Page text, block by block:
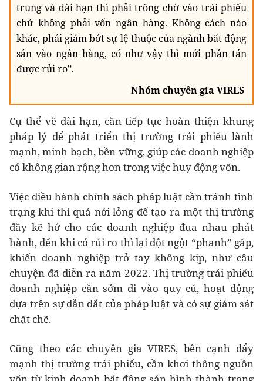
trung và dài hạn thì phải trông chờ vào trái phiếu
chứ không phải vốn ngân hàng. Không cách nào
khác, phải giảm bớt sự lệ thuộc của ngành bất động
sản vào ngân hàng, có như vậy thì mới phân tán
được rủi ro”.
Nhóm chuyên gia VIRES
Cụ thể về dài hạn, cần tiếp tục hoàn thiện khung
pháp lý để phát triển thị trường trái phiếu lành
mạnh, minh bạch, bền vững, giúp các doanh nghiệp
có không gian rộng hơn trong việc huy động vốn.
Việc điều hành chính sách pháp luật cần tránh tình
trạng khi thì quá nới lỏng để tạo ra một thị trường
đầy kẽ hở cho các doanh nghiệp đua nhau phát
hành, đến khi có rủi ro thì lại đột ngột “phanh” gấp,
khiến doanh nghiệp trở tay không kịp, như câu
chuyện đã diễn ra năm 2022. Thị trường trái phiếu
doanh nghiệp cần sớm đi vào quy củ, hoạt động
dựa trên sự dẫn dắt của pháp luật và có sự giám sát
chặt chẽ.
Cũng theo các chuyên gia VIRES, bên cạnh đẩy
mạnh thị trường trái phiếu, cần khơi thông nguồn